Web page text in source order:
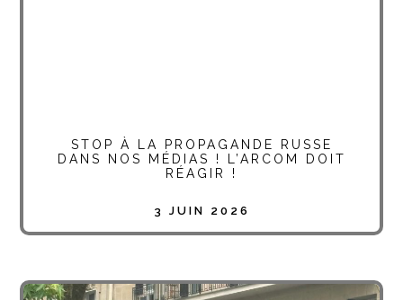
STOP À LA PROPAGANDE RUSSE
DANS NOS MÉDIAS ! L’ARCOM DOIT
RÉAGIR !
3 JUIN 2026